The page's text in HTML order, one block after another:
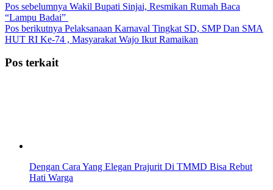
Pos sebelumnya Wakil Bupati Sinjai, Resmikan Rumah Baca
“Lampu Badai”
Pos berikutnya Pelaksanaan Karnaval Tingkat SD, SMP Dan SMA
HUT RI Ke-74 , Masyarakat Wajo Ikut Ramaikan
Pos terkait
Dengan Cara Yang Elegan Prajurit Di TMMD Bisa Rebut
Hati Warga